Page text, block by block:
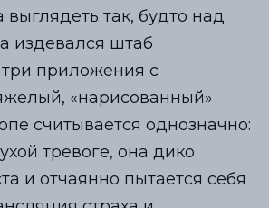
выглядеть так, будто над
издевался штаб
приложения с
«нарисованный»
считывается однозначно:
тревоге, она дико
и отчаянно пытается себя